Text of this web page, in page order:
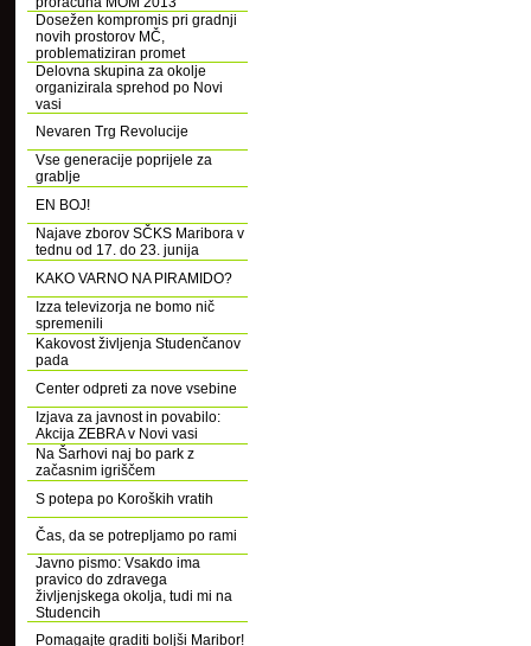
Dosežen kompromis pri gradnji
novih prostorov MČ,
problematiziran promet
Delovna skupina za okolje
organizirala sprehod po Novi
vasi
Nevaren Trg Revolucije
Vse generacije poprijele za
grablje
EN BOJ!
Najave zborov SČKS Maribora v
tednu od 17. do 23. junija
KAKO VARNO NA PIRAMIDO?
Izza televizorja ne bomo nič
spremenili
Kakovost življenja Studenčanov
pada
Center odpreti za nove vsebine
Izjava za javnost in povabilo:
Akcija ZEBRA v Novi vasi
Na Šarhovi naj bo park z
začasnim igriščem
S potepa po Koroških vratih
Čas, da se potrepljamo po rami
Javno pismo: Vsakdo ima
pravico do zdravega
življenjskega okolja, tudi mi na
Studencih
Pomagajte graditi boljši Maribor!